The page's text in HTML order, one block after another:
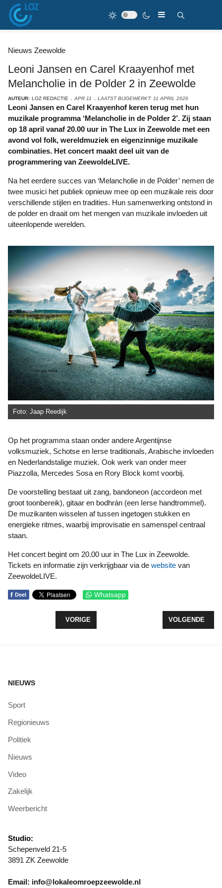
Nieuws Zeewolde
Leoni Jansen en Carel Kraayenhof met
Melancholie in de Polder 2 in Zeewolde
AUTEUR: LOZ REDACTIE APR 11 LAATST BIJGEWERKT: 11 APRIL 2026
Leoni Jansen en Carel Kraayenhof keren terug met hun
muzikale programma ‘Melancholie in de Polder 2’. Zij staan
op 18 april vanaf 20.00 uur in The Lux in Zeewolde met een
avond vol folk, wereldmuziek en eigenzinnige muzikale
combinaties. Het concert maakt deel uit van de
programmering van ZeewoldeLIVE.
Na het eerdere succes van ‘Melancholie in de Polder’ nemen de
twee musici het publiek opnieuw mee op een muzikale reis door
verschillende stijlen en tradities. Hun samenwerking ontstond in
de polder en draait om het mengen van muzikale invloeden uit
uiteenlopende werelden.
Foto: Jaap Reedijk
Op het programma staan onder andere Argentijnse
volksmuziek, Schotse en Ierse traditionals, Arabische invloeden
en Nederlandstalige muziek. Ook werk van onder meer
Piazzolla, Mercedes Sosa en Rory Block komt voorbij.
De voorstelling bestaat uit zang, bandoneon (ac­cor­de­on met
groot toon­be­reik), gitaar en bodhrán (een Ier­se hand­trom­mel).
De muzikanten wisselen af tussen ingetogen stukken en
energieke ritmes, waarbij improvisatie en samenspel centraal
staan.
Het concert begint om 20.00 uur in The Lux in Zeewolde.
Tickets en informatie zijn verkrijgbaar via de website van
ZeewoldeLIVE.
f Deel Whatsapp
VORIG ARTIKEL: BOELDAG IN EN OM HET NGK
VORIGE VOLGENDE
VOLGENDE
NIEUWS
Sport
Regionieuws
Politiek
Nieuws
Video
Zakelijk
Weerbericht
Studio:
Schepenveld 21-5
3891 ZK Zeewolde
Email: info@lokaleomroepzeewolde.nl